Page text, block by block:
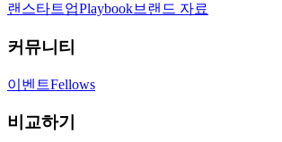
랜 스타트업Playbook브랜드 자료
커뮤니티
이벤트Fellows
비교하기